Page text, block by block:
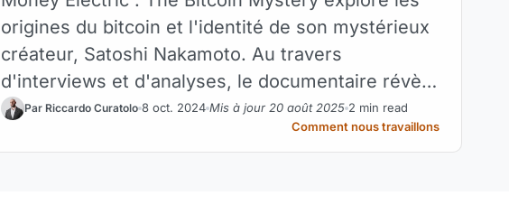
origines du bitcoin et l'identité de son mystérieux
créateur, Satoshi Nakamoto. Au travers
d'interviews et d'analyses, le documentaire révèle
les spéculations sur des personnalités telles que
Hal Finney, Nick Szabo et Craig Wright.
Par Riccardo Curatolo 8 oct. 2024 Mis à jour 20 août 2025 2 min read
Comment nous travaillons